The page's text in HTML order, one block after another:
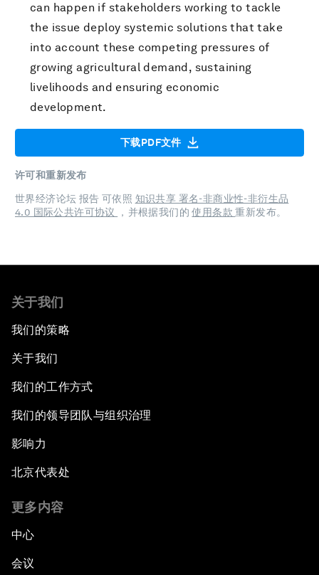
can happen if stakeholders working to tackle
the issue deploy systemic solutions that take
into account these competing pressures of
growing agricultural demand, sustaining
livelihoods and ensuring economic
development.
下载PDF文件
许可和重新发布
世界经济论坛 报告 可依照 知识共享 署名-非商业性-非衍生品
4.0 国际公共许可协议
，并根据我们的使用条款重新发布。
关于我们
我们的策略
关于我们
我们的工作方式
我们的领导团队与组织治理
影响力
北京代表处
更多内容
中心
会议